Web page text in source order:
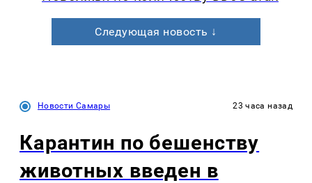
Следующая новость ↓
Новости Самары 23 часа назад
Карантин по бешенству
животных введен в